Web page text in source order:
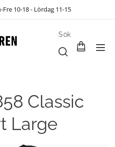
10-18 - Lördag 11-15
Sök
Classic
Large